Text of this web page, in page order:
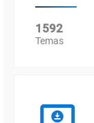
1592
Temas